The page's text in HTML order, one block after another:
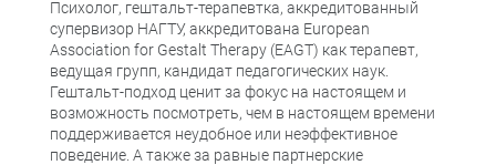
Психолог, гештальт-терапевтка, аккредитованный
супервизор НАГТУ, аккредитована European
Association for Gestalt Therapy (EAGT) как терапевт,
ведущая групп, кандидат педагогических наук.
Гештальт-подход ценит за фокус на настоящем и
возможность посмотреть, чем в настоящем времени
поддерживается неудобное или неэффективное
поведение. А также за равные партнерские